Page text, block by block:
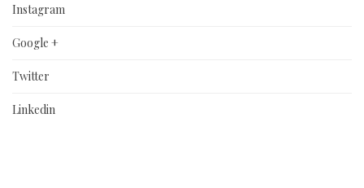
Instagram
Google +
Twitter
Linkedin